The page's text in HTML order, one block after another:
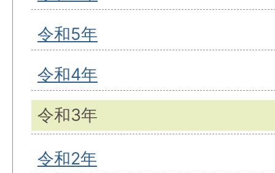
令和5年
令和4年
令和3年
令和2年